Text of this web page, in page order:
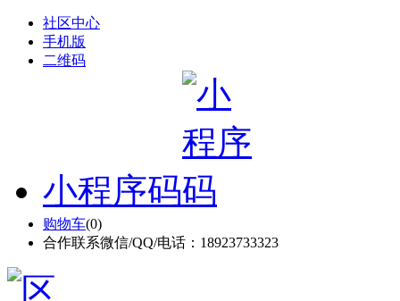
社区中心
手机版
二维码
小程序码
购物车(0)
合作联系微信/QQ/电话：18923733323